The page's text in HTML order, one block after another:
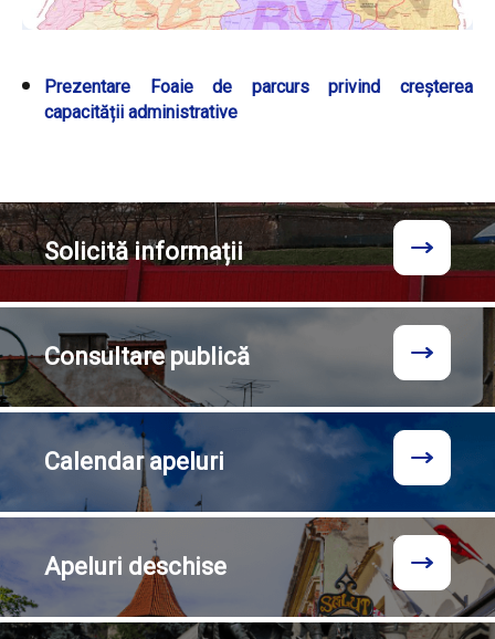
Prezentare Foaie de parcurs privind creșterea
capacității administrative
Solicităinformații
Consultarepublică
Calendarapeluri
Apeluri deschise